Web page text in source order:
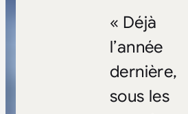
« Déjà
l’année
dernière,
sous les